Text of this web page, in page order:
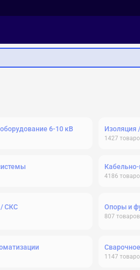
6-10 кВ Изоляция
1427
4186
/ СКС Опоры и
807 товаров
1147